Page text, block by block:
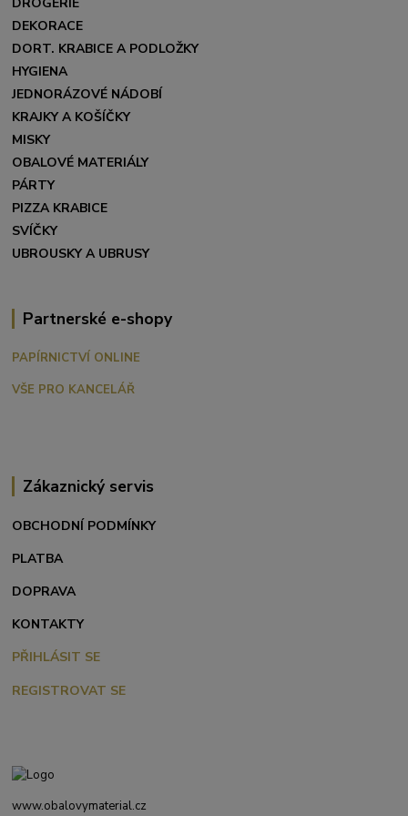
DEKORACE
DORT. KRABICE A PODLOŽKY
HYGIENA
JEDNORÁZOVÉ NÁDOBÍ
KRAJKY A KOŠÍČKY
MISKY
OBALOVÉ MATERIÁLY
PÁRTY
PIZZA KRABICE
SVÍČKY
UBROUSKY A UBRUSY
Partnerské e-shopy
PAPÍRNICTVÍ ONLINE
VŠE PRO KANCELÁŘ
Zákaznický servis
OBCHODNÍ PODMÍNKY
PLATBA
DOPRAVA
KONTAKTY
PŘIHLÁSIT SE
REGISTROVAT SE
www.obalovymaterial.cz